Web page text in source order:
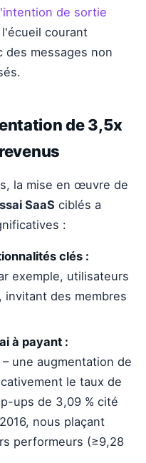
de sortie
courant
des messages non
de 3,5x
la mise en œuvre de
SaaS ciblés a
:
clés :
exemple, utilisateurs
des membres
à payant :
une augmentation de
le taux de
ups de 3,09 % cité
nous plaçant
performeurs (≥9,28